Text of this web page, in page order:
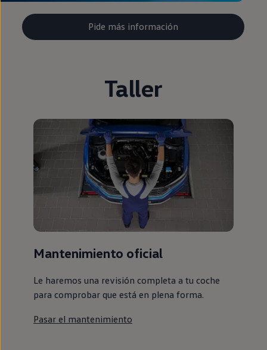
Pide más información
Taller
Mantenimiento oficial
Le haremos una revisión completa a tu coche
para comprobar que está en plena forma.
Pasar el mantenimiento